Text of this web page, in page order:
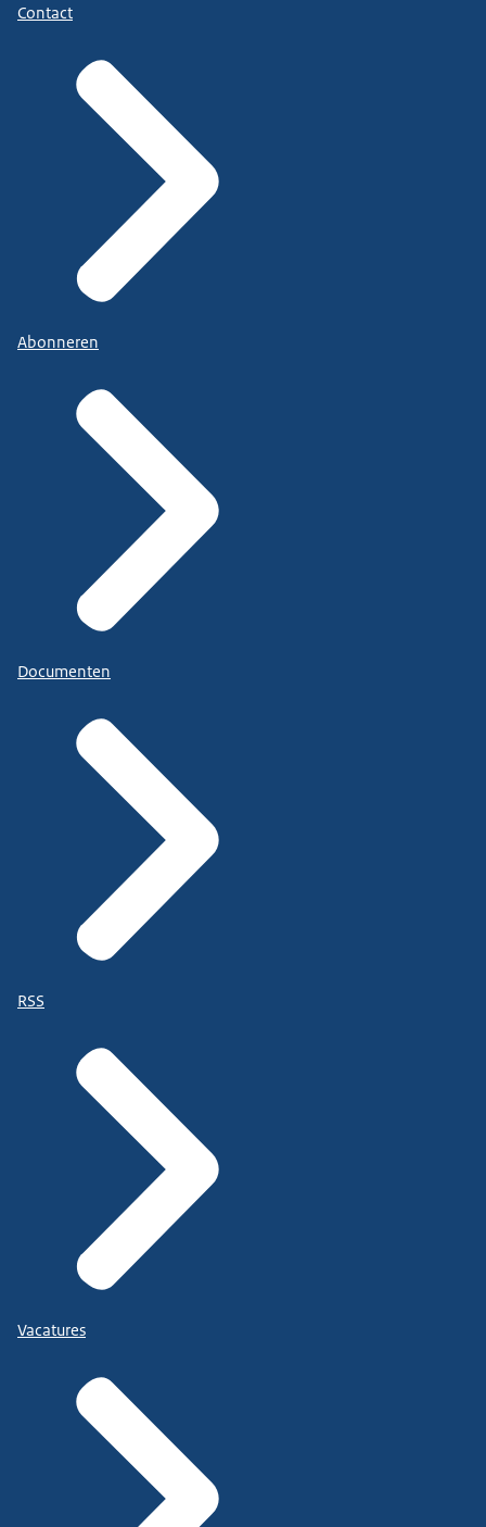
Contact
Abonneren
Documenten
RSS
Vacatures